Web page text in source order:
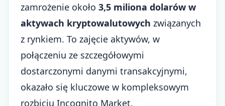
zamrożenie około 3,5 miliona dolarów w
aktywach kryptowalutowych związanych
z rynkiem. To zajęcie aktywów, w
połączeniu ze szczegółowymi
dostarczonymi danymi transakcyjnymi,
okazało się kluczowe w kompleksowym
rozbiciu Incognito Market.